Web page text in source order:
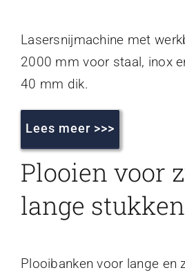
Lasersnijmachine met
2000 mm voor staal, inox
40 mm dik.
Lees meer >>>
Plooien voor
lange stukken
Plooibanken voor lange en